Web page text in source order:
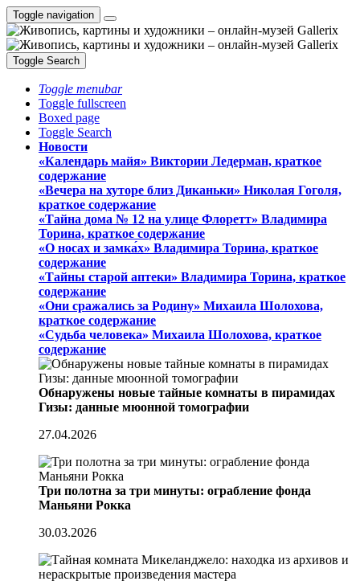
Toggle navigation
Toggle Search
Toggle menubar
Toggle fullscreen
Boxed page
Toggle Search
Новости
«Календарь майя» Виктории Ледерман, краткое
содержание
«Вечера на хуторе близ Диканьки» Николая Гоголя,
краткое содержание
«Тайна дома № 12 на улице Флоретт» Владимира
Торина, краткое содержание
«О носах и замка́х» Владимира Торина, краткое
содержание
«Тайны старой аптеки» Владимира Торина, краткое
содержание
«Они сражались за Родину» Михаила Шолохова,
краткое содержание
«Судьба человека» Михаила Шолохова, краткое
содержание
Обнаружены новые тайные комнаты в пирамидах
Гизы: данные мюонной томографии
27.04.2026
Три полотна за три минуты: ограбление фонда
Маньяни Рокка
30.03.2026